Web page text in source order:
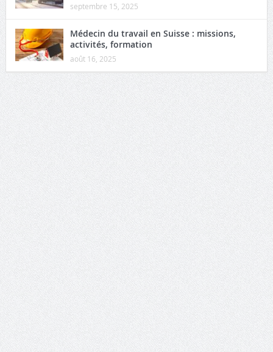
septembre 15, 2025
Médecin du travail en Suisse : missions,
activités, formation
août 16, 2025